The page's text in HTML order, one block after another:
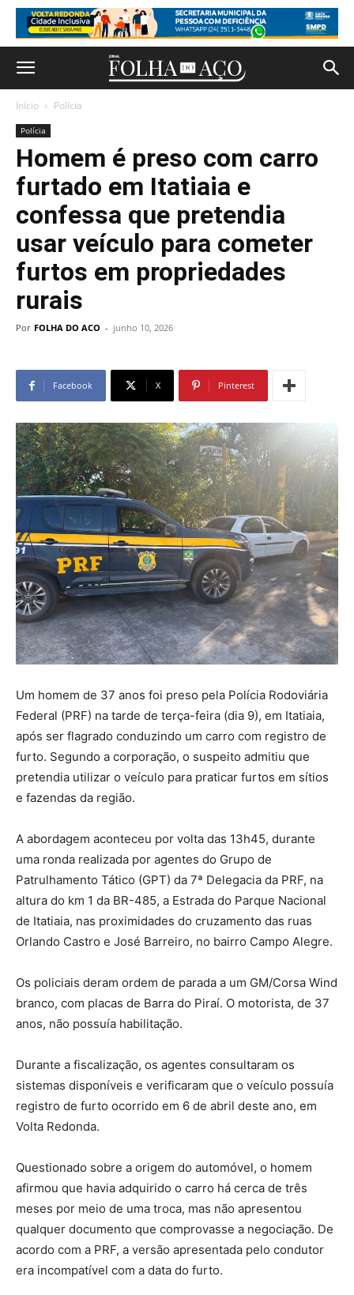
Início Polícia
Polícia
Homem é preso com carro
furtado em Itatiaia e
confessa que pretendia
usar veículo para cometer
furtos em propriedades
rurais
Por FOLHA DO ACO - junho 10, 2026
Facebook X Pinterest
Um homem de 37 anos foi preso pela Polícia Rodoviária
Federal (PRF) na tarde de terça-feira (dia 9), em Itatiaia,
após ser flagrado conduzindo um carro com registro de
furto. Segundo a corporação, o suspeito admitiu que
pretendia utilizar o veículo para praticar furtos em sítios
e fazendas da região.
A abordagem aconteceu por volta das 13h45, durante
uma ronda realizada por agentes do Grupo de
Patrulhamento Tático (GPT) da 7ª Delegacia da PRF, na
altura do km 1 da BR-485, a Estrada do Parque Nacional
de Itatiaia, nas proximidades do cruzamento das ruas
Orlando Castro e José Barreiro, no bairro Campo Alegre.
Os policiais deram ordem de parada a um GM/Corsa Wind
branco, com placas de Barra do Piraí. O motorista, de 37
anos, não possuía habilitação.
Durante a fiscalização, os agentes consultaram os
sistemas disponíveis e verificaram que o veículo possuía
registro de furto ocorrido em 6 de abril deste ano, em
Volta Redonda.
Questionado sobre a origem do automóvel, o homem
afirmou que havia adquirido o carro há cerca de três
meses por meio de uma troca, mas não apresentou
qualquer documento que comprovasse a negociação. De
acordo com a PRF, a versão apresentada pelo condutor
era incompatível com a data do furto.